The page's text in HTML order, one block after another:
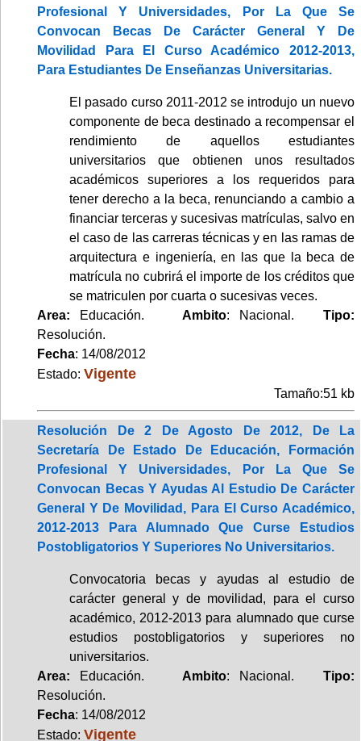
Profesional Y Universidades, Por La Que Se
Convocan Becas De Carácter General Y De
Movilidad Para El Curso Académico 2012-2013,
Para Estudiantes De Enseñanzas Universitarias.
El pasado curso 2011-2012 se introdujo un nuevo
componente de beca destinado a recompensar el
rendimiento de aquellos estudiantes
universitarios que obtienen unos resultados
académicos superiores a los requeridos para
tener derecho a la beca, renunciando a cambio a
financiar terceras y sucesivas matrículas, salvo en
el caso de las carreras técnicas y en las ramas de
arquitectura e ingeniería, en las que la beca de
matrícula no cubrirá el importe de los créditos que
se matriculen por cuarta o sucesivas veces.
Area: Educación.Ambito: Nacional.Tipo:
Resolución.
Fecha: 14/08/2012
Estado: Vigente
Tamaño:51 kb
Resolución De 2 De Agosto De 2012, De La
Secretaría De Estado De Educación, Formación
Profesional Y Universidades, Por La Que Se
Convocan Becas Y Ayudas Al Estudio De Carácter
General Y De Movilidad, Para El Curso Académico,
2012-2013 Para Alumnado Que Curse Estudios
Postobligatorios Y Superiores No Universitarios.
Convocatoria becas y ayudas al estudio de
carácter general y de movilidad, para el curso
académico, 2012-2013 para alumnado que curse
estudios postobligatorios y superiores no
universitarios.
Area: Educación. Ambito: Nacional.Tipo:
Resolución.
Fecha: 14/08/2012
Estado: Vigente